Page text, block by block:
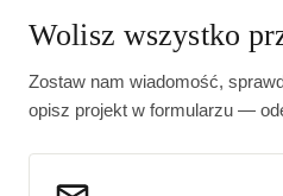
Wolisz wszystko
Zostaw nam wiadomość,
opisz projekt w formularzu —